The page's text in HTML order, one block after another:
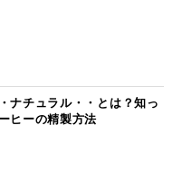
ナチュラル・・とは？知っ
ヒーの精製方法